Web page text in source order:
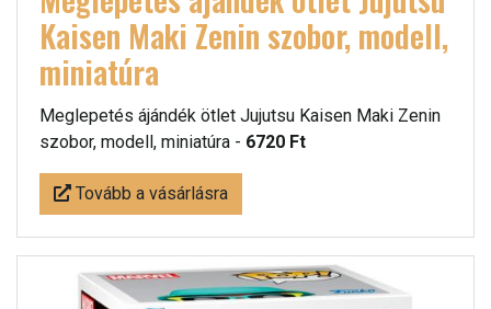
Kaisen Maki Zenin szobor, modell,
miniatúra
Meglepetés ájándék ötlet Jujutsu Kaisen Maki Zenin
szobor, modell, miniatúra - 6720 Ft
Tovább a vásárlásra